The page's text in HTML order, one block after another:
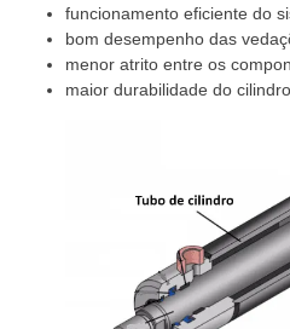
funcionamento eficiente do
bom desempenho das
menor atrito entre os
maior durabilidade do cilindro